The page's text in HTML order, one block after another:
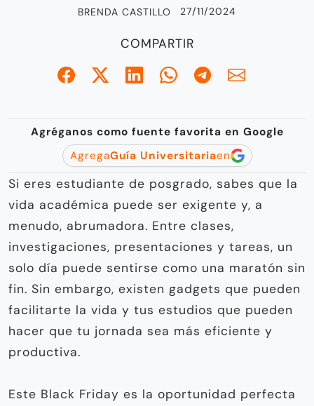
BRENDA CASTILLO 27/11/2024
COMPARTIR
Agréganos como fuente favorita en Google
AgregaGuía Universitariaen
Si eres estudiante de posgrado, sabes que la
vida académica puede ser exigente y, a
menudo, abrumadora. Entre clases,
investigaciones, presentaciones y tareas, un
solo día puede sentirse como una maratón sin
fin. Sin embargo, existen gadgets que pueden
facilitarte la vida y tus estudios que pueden
hacer que tu jornada sea más eficiente y
productiva.
Este Black Friday es la oportunidad perfecta